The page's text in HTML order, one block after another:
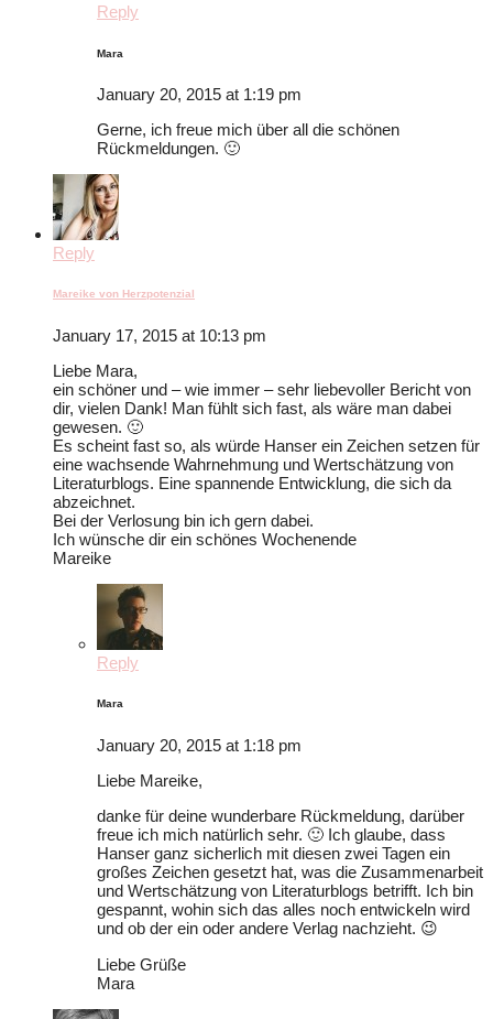
Reply
Mara
January 20, 2015 at 1:19 pm
Gerne, ich freue mich über all die schönen
Rückmeldungen. 🙂
Reply
Mareike von Herzpotenzial
January 17, 2015 at 10:13 pm
Liebe Mara,
ein schöner und – wie immer – sehr liebevoller Bericht von
dir, vielen Dank! Man fühlt sich fast, als wäre man dabei
gewesen. 🙂
Es scheint fast so, als würde Hanser ein Zeichen setzen für
eine wachsende Wahrnehmung und Wertschätzung von
Literaturblogs. Eine spannende Entwicklung, die sich da
abzeichnet.
Bei der Verlosung bin ich gern dabei.
Ich wünsche dir ein schönes Wochenende
Mareike
Reply
Mara
January 20, 2015 at 1:18 pm
Liebe Mareike,
danke für deine wunderbare Rückmeldung, darüber
freue ich mich natürlich sehr. 🙂 Ich glaube, dass
Hanser ganz sicherlich mit diesen zwei Tagen ein
großes Zeichen gesetzt hat, was die Zusammenarbeit
und Wertschätzung von Literaturblogs betrifft. Ich bin
gespannt, wohin sich das alles noch entwickeln wird
und ob der ein oder andere Verlag nachzieht. 😉
Liebe Grüße
Mara